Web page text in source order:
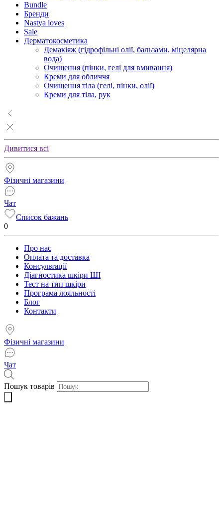
Bundle
Бренди
Nastya loves
Sale
Дерматокосметика
Демакіяж (гідрофільні олії, бальзами, міцелярна
вода)
Очищення (пінки, гелі для вмивання)
Креми для обличчя
Очищення тіла (гелі, пінки, олії)
Креми для тіла, рук
Дивитися всі
Фізичні магазини
Чат
Список бажань
0
Про нас
Оплата та доставка
Консультації
Діагностика шкіри ШІ
Тест на тип шкіри
Програма лояльності
Блог
Контакти
Фізичні магазини
Чат
Пошук товарів